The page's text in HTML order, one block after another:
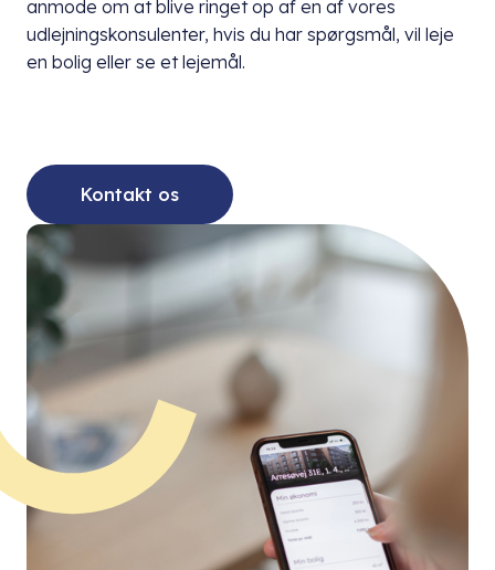
anmode om at blive ringet op af en af vores
udlejningskonsulenter, hvis du har spørgsmål, vil leje
en bolig eller se et lejemål.
Kontakt os